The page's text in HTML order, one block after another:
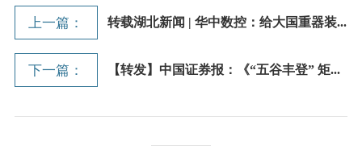
上一篇： 转载湖北新闻 | 华中数控：给大国重器装...
下一篇： 【转发】中国证券报：《“五谷丰登” 矩...